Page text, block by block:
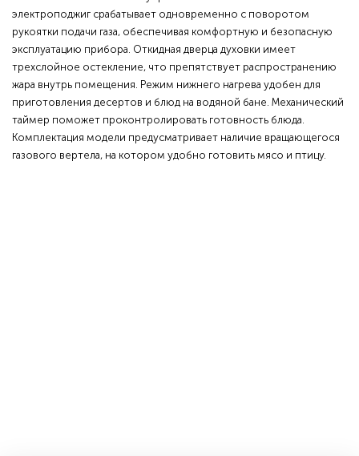
электроподжиг срабатывает одновременно с поворотом
рукоятки подачи газа, обеспечивая комфортную и безопасную
эксплуатацию прибора. Откидная дверца духовки имеет
трехслойное остекление, что препятствует распространению
жара внутрь помещения. Режим нижнего нагрева удобен для
приготовления десертов и блюд на водяной бане. Механический
таймер поможет проконтролировать готовность блюда.
Комплектация модели предусматривает наличие вращающегося
газового вертела, на котором удобно готовить мясо и птицу.